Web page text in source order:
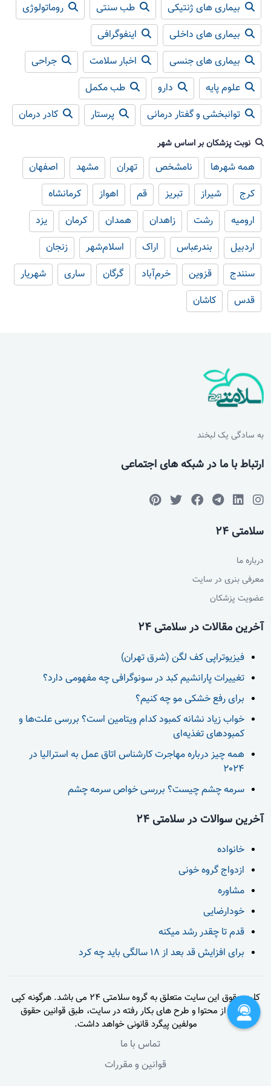
بیماری های ژنتیکی
طب سنتی
روماتولوژی
بیماری های داخلی
اینفوگرافی
بیماری های جنسی
اخبار سلامت
جراحی
علوم پایه
دارو
طب مکمل
توانبخشی و گفتار درمانی
پرستار کادر درمان
نوبت پزشکان بر اساس شهر
همه شهرها نامشخص تهران مشهد
اصفهان
کرج
شیراز تبریز قم اهواز
کرمانشاه
ارومیه
رشت زاهدان همدان کرمان
یزد
اردبیل
بندرعباس اراک اسلام‌شهر
زنجان
سنندج
قزوین خرم‌آباد گرگان ساری
شهریار
قدس
کاشان
به سادگی یک لبخند
ارتباط با ما در شبکه های اجتماعی
سلامتی 24
درباره ما
معرفی بنری در سایت
عضویت پزشکان
آخرین مقالات در سلامتی 24
فیزیوتراپی کف لگن (شرق تهران)
تغییرات پارانشیم کبد در سونوگرافی چه مفهومی دارد؟
برای رفع خشکی مو چه کنیم؟
خواب زیاد نشانه کمبود کدام ویتامین است؟ بررسی علت‌ها و
کمبودهای تغذیه‌ای
همه چیز درباره مهاجرت کارشناس اتاق عمل به استرالیا در
2024
سرمه چشم چیست؟ بررسی خواص سرمه چشم
آخرین سوالات در سلامتی 24
خانواده
ازدواج گروه خونی
مشاوره
خودارضایی
قدم تا چقدر رشد میکنه
برای افزایش قد بعد از 18 سالگی باید چه کرد
کلیه حقوق این سایت متعلق به گروه سلامتی 24 می باشد. هرگونه کپی
برداری از محتوا و طرح های بکار رفته در سایت، طبق قوانین حقوق
مولفین پیگرد قانونی خواهد داشت.
تماس با ما
قوانین و مقررات